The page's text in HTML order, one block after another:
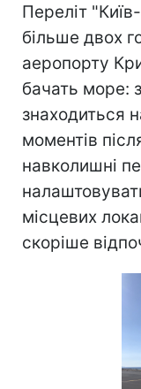
Переліт
більше двох
аеропорту
бачать море:
знаходиться
моментів
навколишні
місцевих
скоріше